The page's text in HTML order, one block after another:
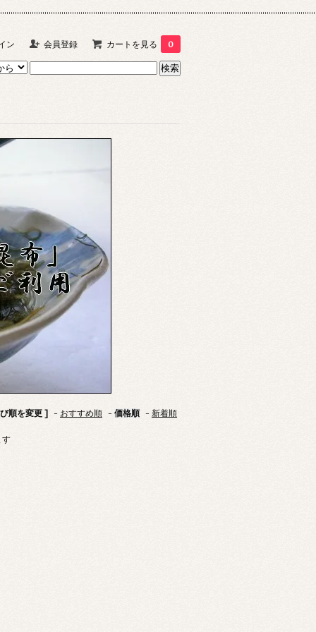
ン 会員登録 カートを見る 0
順を変更 ] - おすすめ順 - 価格順 - 新着順
す